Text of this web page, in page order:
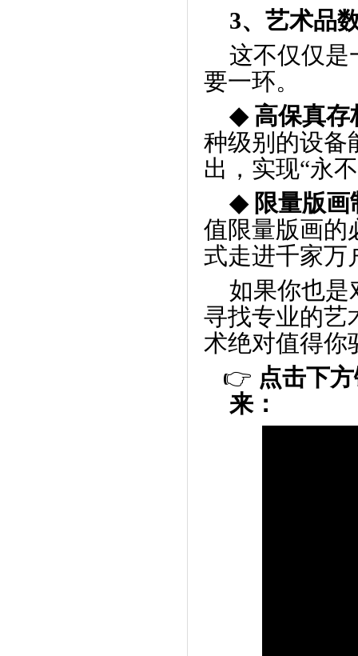
3、艺术品
这不仅仅是
要一环。
◆高保真存
种级别的设备
出，实现“永
◆限量版画
值限量版画的
式走进千家万
如果你也是
寻找专业的艺
术绝对值得你
👉 点击下
来：